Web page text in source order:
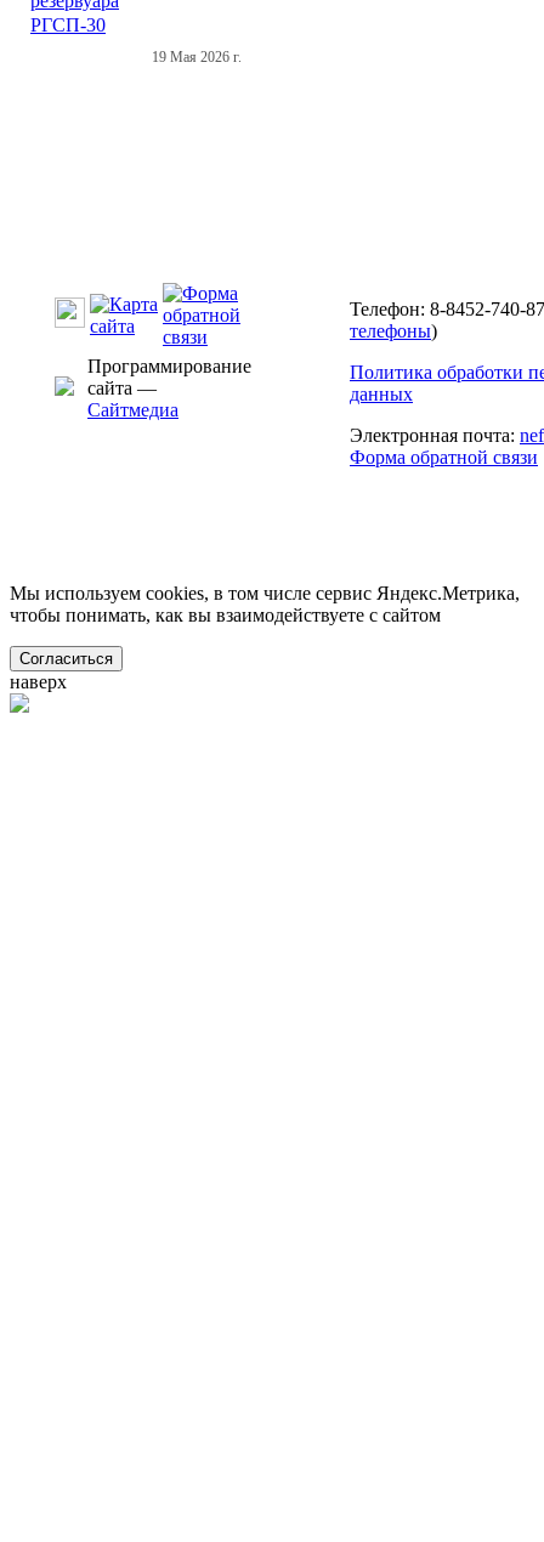
19 Мая 2026 г.
Программирование
сайта —
Сайтмедиа
Телефон: 8-8452-740-
телефоны)
Политика обработки
данных
Электронная почта:
Форма обратной связи
Мы используем cookies, в том числе сервис Яндекс.Метрика,
чтобы понимать, как вы взаимодействуете с сайтом
Согласиться
наверх